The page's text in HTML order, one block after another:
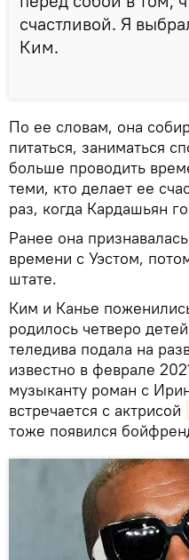
счастливой. Я
Ким.
По ее словам, она
питаться, заниматься
больше проводить
теми, кто делает ее
раз, когда Кардашьян
Ранее она
времени с Уэстом,
штате.
Ким и Канье
родилось четверо
теледива подала на
известно в феврале
музыканту роман с
встречается с актрисой
тоже появился